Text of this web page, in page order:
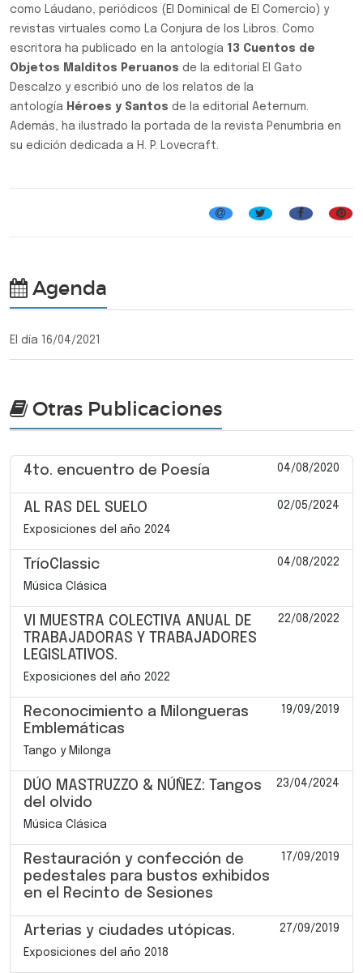
como Láudano, periódicos (El Dominical de El Comercio) y
revistas virtuales como La Conjura de los Libros. Como
escritora ha publicado en la antología 13 Cuentos de
Objetos Malditos Peruanos de la editorial El Gato
Descalzo y escribió uno de los relatos de la
antología Héroes y Santos de la editorial Aeternum.
Además, ha ilustrado la portada de la revista Penumbria en
su edición dedicada a H. P. Lovecraft.
Agenda
El día 16/04/2021
Otras Publicaciones
4to. encuentro de Poesía 04/08/2020
AL RAS DEL SUELO 02/05/2024
Exposiciones del año 2024
TríoClassic 04/08/2022
Música Clásica
VI MUESTRA COLECTIVA ANUAL DE
TRABAJADORAS Y TRABAJADORES
LEGISLATIVOS.
22/08/2022
Exposiciones del año 2022
Reconocimiento a Milongueras
Emblemáticas
19/09/2019
Tango y Milonga
DÚO MASTRUZZO & NÚÑEZ: Tangos
del olvido
23/04/2024
Música Clásica
Restauración y confección de
pedestales para bustos exhibidos
en el Recinto de Sesiones
17/09/2019
Arterias y ciudades utópicas. 27/09/2019
Exposiciones del año 2018